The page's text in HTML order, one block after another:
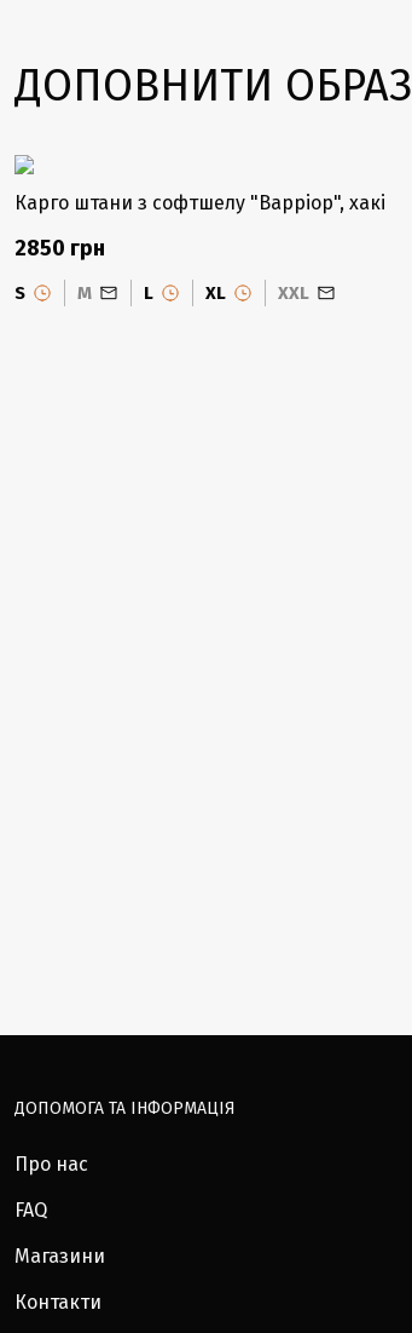
ДОПОВНИТИ ОБРАЗ
Карго штани з софтшелу "Варріор", хакі
2850 грн
S M L XL XXL
ДОПОМОГА ТА ІНФОРМАЦІЯ
Про нас
FAQ
Магазини
Контакти